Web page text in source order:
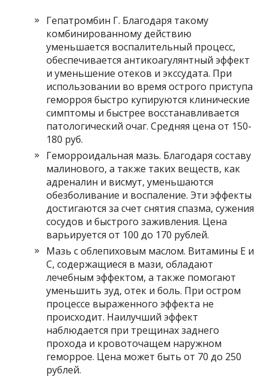
Гепатромбин Г. Благодаря такому
комбинированному действию
уменьшается воспалительный процесс,
обеспечивается антикоагулянтный эффект
и уменьшение отеков и экссудата. При
использовании во время острого приступа
геморроя быстро купируются клинические
симптомы и быстрее восстанавливается
патологический очаг. Средняя цена от 150-
180 руб.
Геморроидальная мазь. Благодаря составу
малинового, а также таких веществ, как
адреналин и висмут, уменьшаются
обезболивание и воспаление. Эти эффекты
достигаются за счет снятия спазма, сужения
сосудов и быстрого заживления. Цена
варьируется от 100 до 170 рублей.
Мазь с облепиховым маслом. Витамины E и
C, содержащиеся в мази, обладают
лечебным эффектом, а также помогают
уменьшить зуд, отек и боль. При остром
процессе выраженного эффекта не
происходит. Наилучший эффект
наблюдается при трещинах заднего
прохода и кровоточащем наружном
геморрое. Цена может быть от 70 до 250
рублей.